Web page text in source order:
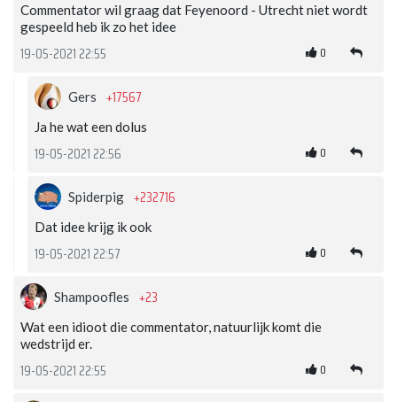
Commentator wil graag dat Feyenoord - Utrecht niet wordt
gespeeld heb ik zo het idee
19-05-2021 22:55 0
Gers +17567
Ja he wat een dolus
19-05-2021 22:56 0
Spiderpig +232716
Dat idee krijg ik ook
19-05-2021 22:57 0
Shampoofles +23
Wat een idioot die commentator, natuurlijk komt die
wedstrijd er.
19-05-2021 22:55 0